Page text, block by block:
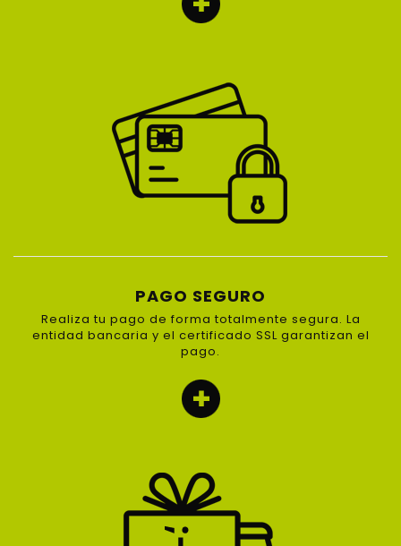
PAGO SEGURO
Realiza tu pago de forma totalmente segura. La
entidad bancaria y el certificado SSL garantizan el
pago.